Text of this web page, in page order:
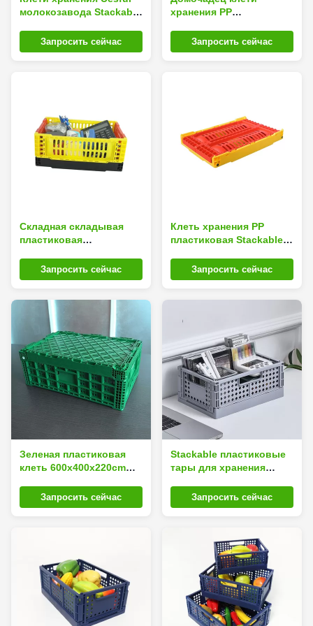
молокозавода Stackable
Запросить сейчас
хранения PP
пластиковый
складывая безвкусный
Запросить сейчас
Складная складывая
пластиковая
клеть для овощей и
плодов
Запросить сейчас
Клеть хранения PP
пластиковая Stackable
Запросить сейчас
Зеленая пластиковая
клеть 600x400x220cm
плодаЗапросить сейчас
Stackable пластиковые
тары для хранения
Запросить сейчас